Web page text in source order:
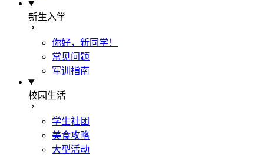
新生入学
你好，新同学！
常见问题
军训指南
校园生活
学生社团
美食攻略
大型活动